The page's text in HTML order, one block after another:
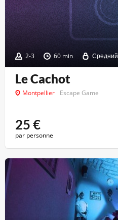
2-3 60 min Средний
Le Cachot
Montpellier Escape Game
25€
par personne